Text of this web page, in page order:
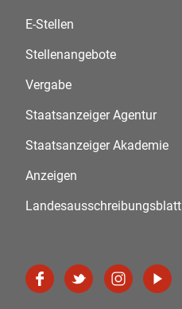
E-Stellen
Stellenangebote
Vergabe
Staatsanzeiger Agentur
Staatsanzeiger Akademie
Anzeigen
Landesausschreibungsblatt